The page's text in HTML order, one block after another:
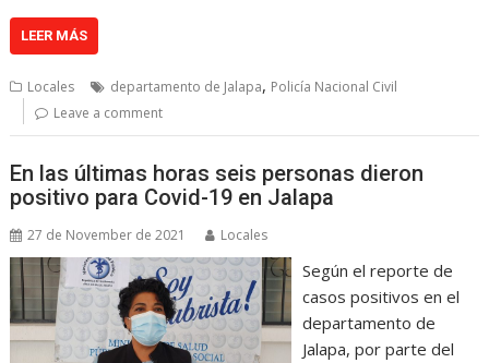
LEER MÁS
Locales departamento de Jalapa, Policía Nacional Civil
Leave a comment
En las últimas horas seis personas dieron
positivo para Covid-19 en Jalapa
27 de November de 2021 Locales
Según el reporte de
casos positivos en el
departamento de
Jalapa, por parte del